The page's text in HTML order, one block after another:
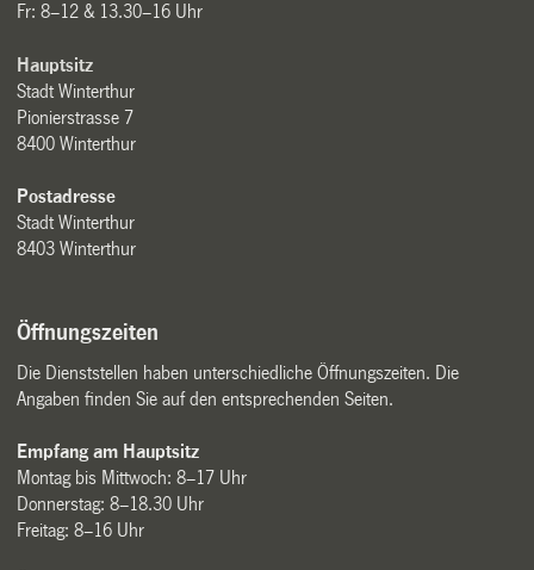
Fr: 8–12 & 13.30–16 Uhr
Hauptsitz
Stadt Winterthur
Pionierstrasse 7
8400 Winterthur
Postadresse
Stadt Winterthur
8403 Winterthur
Öffnungszeiten
Die Dienststellen haben unterschiedliche Öffnungszeiten. Die
Angaben finden Sie auf den entsprechenden Seiten.
Empfang am Hauptsitz
Montag bis Mittwoch: 8–17 Uhr
Donnerstag: 8–18.30 Uhr
Freitag: 8–16 Uhr